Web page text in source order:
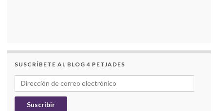
SUSCRÍBETE AL BLOG 4 PETJADES
Dirección de correo electrónico
Suscribir